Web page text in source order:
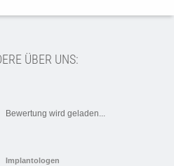
ÜBER UNS:
Bewertung wird geladen...
Implantologen